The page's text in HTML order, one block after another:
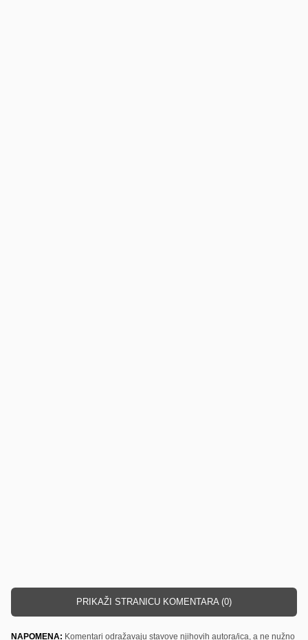
PRIKAŽI STRANICU KOMENTARA (0)
NAPOMENA: Komentari odražavaju stavove njihovih autora/ica, a ne nužno